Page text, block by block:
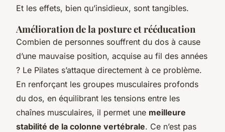
Et les effets, bien qu’insidieux, sont tangibles.
Amélioration de la posture et rééducation
Combien de personnes souffrent du dos à cause
d’une mauvaise position, acquise au fil des années
? Le Pilates s’attaque directement à ce problème.
En renforçant les groupes musculaires profonds
du dos, en équilibrant les tensions entre les
chaînes musculaires, il permet une meilleure
stabilité de la colonne vertébrale. Ce n’est pas